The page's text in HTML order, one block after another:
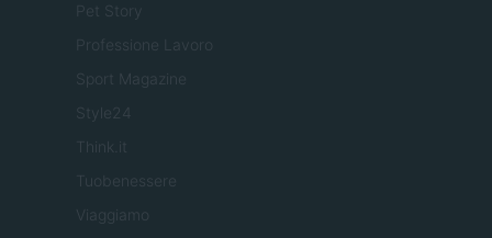
Pet Story
Professione Lavoro
Sport Magazine
Style24
Think.it
Tuobenessere
Viaggiamo